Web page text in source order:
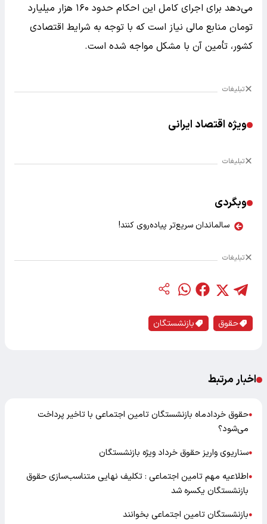
می‌دهد برای اجرای کامل این احکام حدود ۱۶۰ هزار میلیارد
تومان منابع مالی نیاز است که با توجه به شرایط اقتصادی
کشور، تأمین آن با مشکل مواجه شده است.
تبلیغات
ویژه اقتصاد ایرانی
تبلیغات
وبگردی
سالماندان سریع‌تر پیاده‌روی کنند!
تبلیغات
حقوق بازنشستگان
اخبار مرتبط
●حقوق خردادماه بازنشستگان تامین اجتماعی با تاخیر پرداخت
می‌شود؟
●سناریوی واریز حقوق خرداد ویژه بازنشستگان
●اطلاعیه مهم تامین اجتماعی : تکلیف نهایی متناسب‌سازی حقوق
بازنشستگان یکسره شد
●بازنشستگان تامین اجتماعی بخوانند